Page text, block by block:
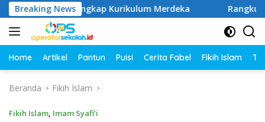
Langsung
ke
konten
Breaking News
SD Lengkap Kurikulum Merdeka Rangkuman Materi
Home Artikel Pantun Puisi Cerita Fabel Fikih Islam
Beranda Fikih Islam
Fikih Islam, Imam Syafi’i